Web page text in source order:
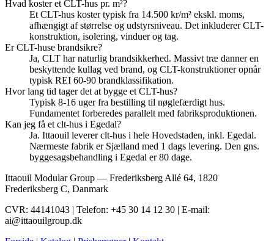
Hvad koster et CLT-hus pr. m²?
Et CLT-hus koster typisk fra 14.500 kr/m² ekskl. moms,
afhængigt af størrelse og udstyrsniveau. Det inkluderer CLT-
konstruktion, isolering, vinduer og tag.
Er CLT-huse brandsikre?
Ja, CLT har naturlig brandsikkerhed. Massivt træ danner en
beskyttende kullag ved brand, og CLT-konstruktioner opnår
typisk REI 60-90 brandklassifikation.
Hvor lang tid tager det at bygge et CLT-hus?
Typisk 8-16 uger fra bestilling til nøglefærdigt hus.
Fundamentet forberedes parallelt med fabriksproduktionen.
Kan jeg få et clt-hus i Egedal?
Ja. Ittaouil leverer clt-hus i hele Hovedstaden, inkl. Egedal.
Nærmeste fabrik er Sjælland med 1 dags levering. Den gns.
byggesagsbehandling i Egedal er 80 dage.
Ittaouil Modular Group — Frederiksberg Allé 64, 1820
Frederiksberg C, Danmark
CVR: 44141043 | Telefon: +45 30 14 12 30 | E-mail:
ai@ittaouilgroup.dk